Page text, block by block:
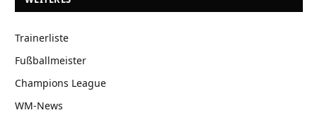
Trainerliste
Fußballmeister
Champions League
WM-News